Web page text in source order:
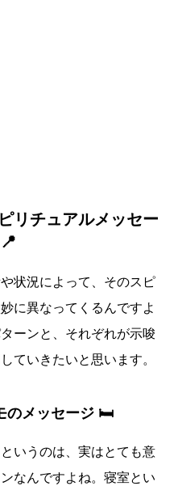
リチュアルメッセー
状況によって、そのスピ
に異なってくるんですよ
ーンと、それぞれが示唆
ていきたいと思います。
のメッセージ 🛏️
いうのは、実はとても意
なんですよね。寝室とい